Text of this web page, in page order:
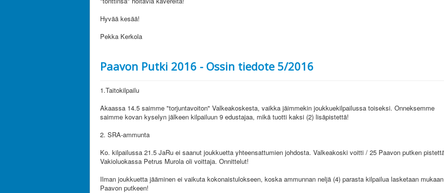
Hyvää kesää!
Pekka Kerkola
Paavon Putki 2016 - Ossin tiedote 5/2016
1.Taitokilpailu
Akaassa 14.5 saimme "torjuntavoiton" Valkeakoskesta, vaikka jäimmekin joukkuekilpailussa toiseksi. Onneksemme
saimme kovan kyselyn jälkeen kilpailuun 9 edustajaa, mikä tuotti kaksi (2) lisäpistettä!
2. SRA-ammunta
Ko. kilpailussa 21.5 JaRu ei saanut joukkuetta yhteensattumien johdosta. Valkeakoski voitti / 25 Paavon putken
Vakioluokassa Petrus Murola oli voittaja. Onnittelut!
Ilman joukkuetta jääminen ei vaikuta kokonaistulokseen, koska ammunnan neljä (4) parasta kilpailua lasketaan mukaan
Paavon putkeen!